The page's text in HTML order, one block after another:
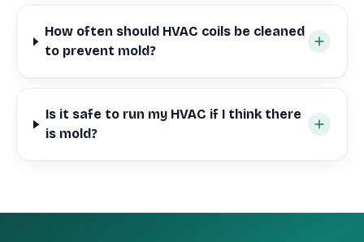
How often should HVAC coils be cleaned
to prevent mold?
Is it safe to run my HVAC if I think there
is mold?